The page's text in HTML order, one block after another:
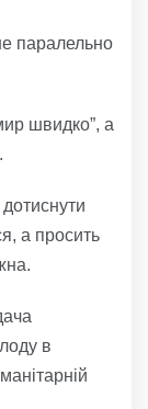
паралельно
швидко”, а
а просить
в